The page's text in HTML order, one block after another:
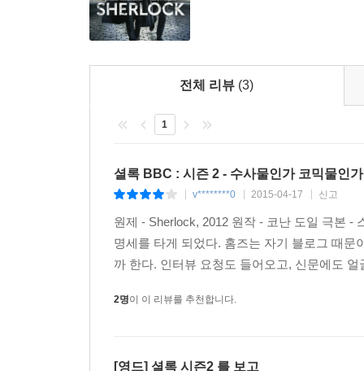
전체 리뷰 (3)
1
셜록 BBC : 시즌 2 - 수사물인가 코믹물인가
v********0 2015-04-17 신고
원제 - Sherlock, 2012 원작 - 코난 도일 극본 -
명세를 타게 되었다. 홈즈는 자기 블로그 때
까 한다. 인터뷰 요청도 들어오고, 신문에도
2명이 이 리뷰를 추천합니다.
[영드] 셜록 시즌2 를 보고